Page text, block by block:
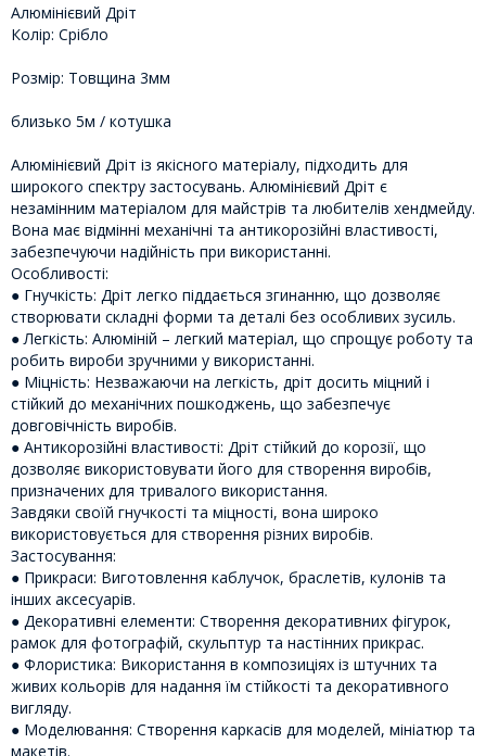
Алюмінієвий Дріт
Колір: Срібло
Розмір: Товщина 3мм
близько 5м / котушка
Алюмінієвий Дріт із якісного матеріалу, підходить для
широкого спектру застосувань. Алюмінієвий Дріт є
незамінним матеріалом для майстрів та любителів хендмейду.
Вона має відмінні механічні та антикорозійні властивості,
забезпечуючи надійність при використанні.
Особливості:
● Гнучкість: Дріт легко піддається згинанню, що дозволяє
створювати складні форми та деталі без особливих зусиль.
● Легкість: Алюміній – легкий матеріал, що спрощує роботу та
робить вироби зручними у використанні.
● Міцність: Незважаючи на легкість, дріт досить міцний і
стійкий до механічних пошкоджень, що забезпечує
довговічність виробів.
● Антикорозійні властивості: Дріт стійкий до корозії, що
дозволяє використовувати його для створення виробів,
призначених для тривалого використання.
Завдяки своїй гнучкості та міцності, вона широко
використовується для створення різних виробів.
Застосування:
● Прикраси: Виготовлення каблучок, браслетів, кулонів та
інших аксесуарів.
● Декоративні елементи: Створення декоративних фігурок,
рамок для фотографій, скульптур та настінних прикрас.
● Флористика: Використання в композиціях із штучних та
живих кольорів для надання їм стійкості та декоративного
вигляду.
● Моделювання: Створення каркасів для моделей, мініатюр та
макетів.